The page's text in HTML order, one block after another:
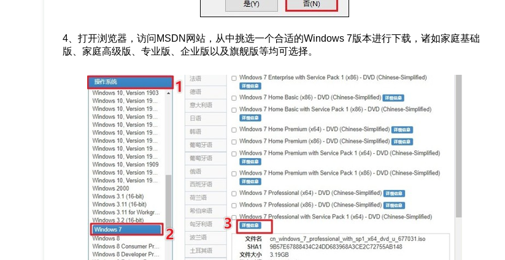
4、打开浏览器，访问MSDN网站，从中挑选一个合适的Windows 7版本进行下载，诸如家庭基础
版、家庭高级版、专业版、企业版以及旗舰版等均可选择。